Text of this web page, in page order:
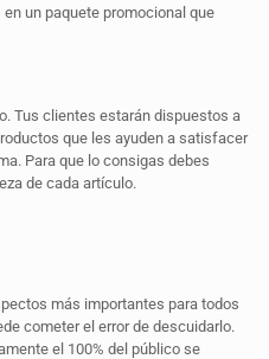
un paquete promocional que
Tus clientes estarán dispuestos a
que les ayuden a satisfacer
Para que lo consigas debes
de cada artículo.
más importantes para todos
cometer el error de descuidarlo.
el 100% del público se